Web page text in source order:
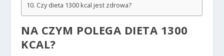
Czy dieta 1300 kcal jest zdrowa?
NA CZYM POLEGA DIETA 1300
KCAL?